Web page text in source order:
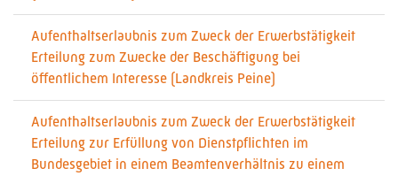
Aufenthaltserlaubnis zum Zweck der Erwerbstätigkeit
Erteilung zum Zwecke der Beschäftigung bei
öffentlichem Interesse (Landkreis Peine)
Aufenthaltserlaubnis zum Zweck der Erwerbstätigkeit
Erteilung zur Erfüllung von Dienstpflichten im
Bundesgebiet in einem Beamtenverhältnis zu einem